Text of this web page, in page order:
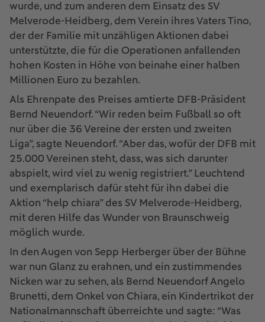
wurde, und zum anderen dem Einsatz des SV
Melverode-Heidberg, dem Verein ihres Vaters Tino,
der der Familie mit unzähligen Aktionen dabei
unterstützte, die für die Operationen anfallenden
hohen Kosten in Höhe von beinahe einer halben
Millionen Euro zu bezahlen.
Als Ehrenpate des Preises amtierte DFB-Präsident
Bernd Neuendorf. “Wir reden beim Fußball so oft
nur über die 36 Vereine der ersten und zweiten
Liga”, sagte Neuendorf. “Aber das, wofür der DFB mit
25.000 Vereinen steht, dass, was sich darunter
abspielt, wird viel zu wenig registriert.” Leuchtend
und exemplarisch dafür steht für ihn dabei die
Aktion “help chiara” des SV Melverode-Heidberg,
mit deren Hilfe das Wunder von Braunschweig
möglich wurde.
In den Augen von Sepp Herberger über der Bühne
war nun Glanz zu erahnen, und ein zustimmendes
Nicken war zu sehen, als Bernd Neuendorf Angelo
Brunetti, dem Onkel von Chiara, ein Kindertrikot der
Nationalmannschaft überreichte und sagte: “Was